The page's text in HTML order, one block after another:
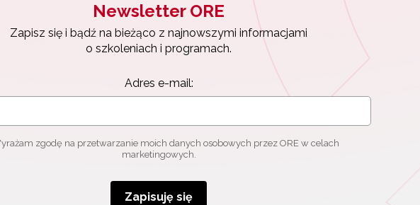
Newsletter ORE
Zapisz się i bądź na bieżąco z najnowszymi informacjami
o szkoleniach i programach.
Adres e-mail:
zgodę na przetwarzanie moich danych osobowych przez ORE w celach
marketingowych.
Zapisuję się